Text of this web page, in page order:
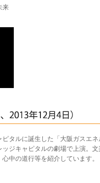
来
タルに誕生した「大阪ガスエ
ジキャピタルの劇場で上演。
中の道行等を紹介しています。